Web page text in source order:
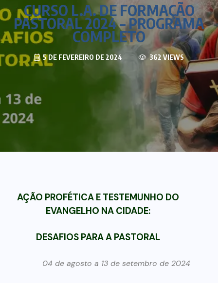
CURSO L.A. DE FORMAÇÃO
PASTORAL 2024 – PROGRAMA
COMPLETO
5 DE FEVEREIRO DE 2024 362 VIEWS
AÇÃO PROFÉTICA E TESTEMUNHO DO
EVANGELHO NA CIDADE:
DESAFIOS PARA A PASTORAL
04 de agosto a 13 de setembro de 2024